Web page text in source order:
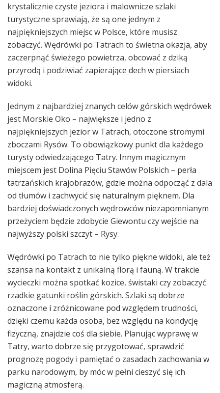
krystalicznie czyste jeziora i malownicze szlaki
turystyczne sprawiają, że są one jednym z
najpiękniejszych miejsc w Polsce, które musisz
zobaczyć. Wędrówki po Tatrach to świetna okazja, aby
zaczerpnąć świeżego powietrza, obcować z dziką
przyrodą i podziwiać zapierające dech w piersiach
widoki.
Jednym z najbardziej znanych celów górskich wędrówek
jest Morskie Oko – największe i jedno z
najpiękniejszych jezior w Tatrach, otoczone stromymi
zboczami Rysów. To obowiązkowy punkt dla każdego
turysty odwiedzającego Tatry. Innym magicznym
miejscem jest Dolina Pięciu Stawów Polskich – perła
tatrzańskich krajobrazów, gdzie można odpocząć z dala
od tłumów i zachwycić się naturalnym pięknem. Dla
bardziej doświadczonych wędrowców niezapomnianym
przeżyciem będzie zdobycie Giewontu czy wejście na
najwyższy polski szczyt – Rysy.
Wędrówki po Tatrach to nie tylko piękne widoki, ale też
szansa na kontakt z unikalną florą i fauną. W trakcie
wycieczki można spotkać kozice, świstaki czy zobaczyć
rzadkie gatunki roślin górskich. Szlaki są dobrze
oznaczone i zróżnicowane pod względem trudności,
dzięki czemu każda osoba, bez względu na kondycję
fizyczną, znajdzie coś dla siebie. Planując wyprawę w
Tatry, warto dobrze się przygotować, sprawdzić
prognozę pogody i pamiętać o zasadach zachowania w
parku narodowym, by móc w pełni cieszyć się ich
magiczną atmosferą.